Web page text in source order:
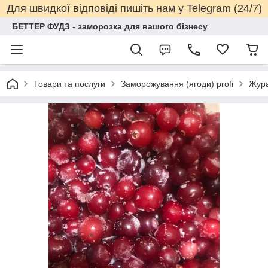
Для швидкої відповіді пишіть нам у Telegram (24/7)
БЕТТЕР ФУДЗ - заморозка для вашого бізнесу
Товари та послуги Заморожування (ягоди) profi